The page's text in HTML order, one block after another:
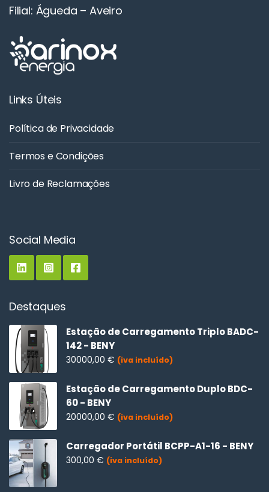
Filial: Águeda – Aveiro
Links Úteis
Política de Privacidade
Termos e Condições
Livro de Reclamações
Social Media
Destaques
Estação de Carregamento Triplo BADC-
142 - BENY
30000,00 € (iva incluído)
Estação de Carregamento Duplo BDC-
60 - BENY
20000,00 € (iva incluído)
Carregador Portátil BCPP-A1-16 - BENY
300,00 € (iva incluído)